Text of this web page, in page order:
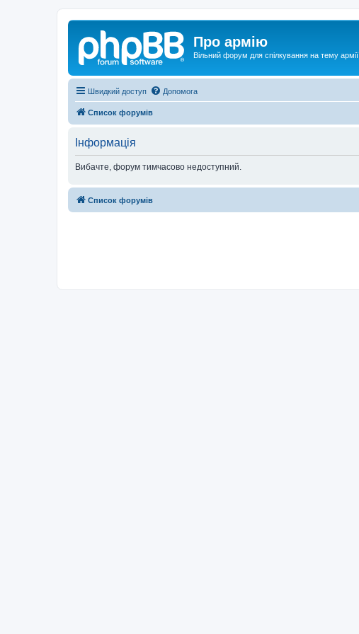
Про армію
Вільний форум для спілкування на тему армії
Швидкий доступ Допомога
Список форумів
Інформація
Вибачте, форум тимчасово недоступний.
Список форумів